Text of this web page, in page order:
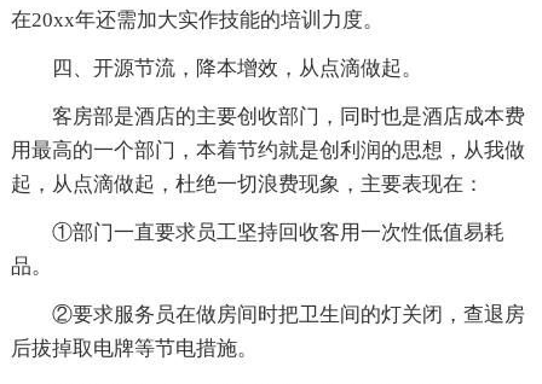
在20xx年还需加大实作技能的培训力度。
四、开源节流，降本增效，从点滴做起。
客房部是酒店的主要创收部门，同时也是酒店成本费
用最高的一个部门，本着节约就是创利润的思想，从我做
起，从点滴做起，杜绝一切浪费现象，主要表现在：
①部门一直要求员工坚持回收客用一次性低值易耗
品。
②要求服务员在做房间时把卫生间的灯关闭，查退房
后拔掉取电牌等节电措施。